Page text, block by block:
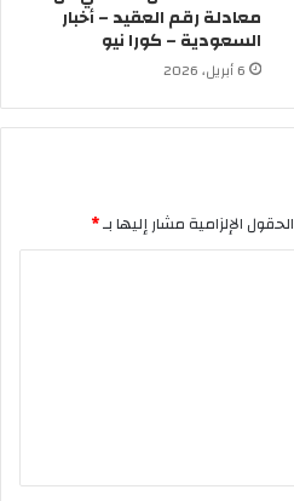
معادلة رقم العقيد – أخبار
السعودية – كورا نيو
6 أبريل، 2026
الحقول الإلزامية مشار إليها بـ*